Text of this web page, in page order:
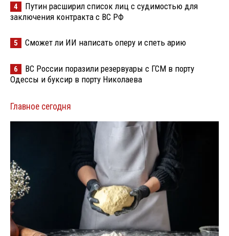
4
Путин расширил список лиц с судимостью для
заключения контракта с ВС РФ
5 Сможет ли ИИ написать оперу и спеть арию
6
ВС России поразили резервуары с ГСМ в порту
Одессы и буксир в порту Николаева
Главное сегодня